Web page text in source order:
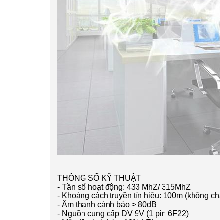
THÔNG SỐ KỸ THUẬT
- Tần số hoạt động: 433 MhZ/ 315MhZ
- Khoảng cách truyền tín hiệu: 100m (không
- Âm thanh cảnh báo > 80dB
- Nguồn cung cấp DV 9V (1 pin 6F22)